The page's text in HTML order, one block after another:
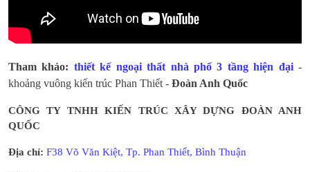
Tham khảo: thiết kế ngoại thất nhà phố 3 tầng hiện đại-
khoảng vuông kiến trúc Phan Thiết - Đoàn Anh Quốc
CÔNG TY TNHH KIẾN TRÚC XÂY DỰNG ĐOÀN ANH
QUỐC
Địa chỉ: F38 Võ Văn Kiệt, Tp. Phan Thiết, Bình Thuận